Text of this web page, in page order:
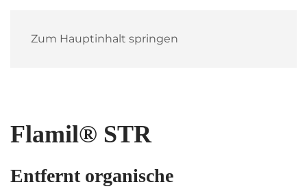
Zum Hauptinhalt springen
Flamil® STR
Entfernt organische